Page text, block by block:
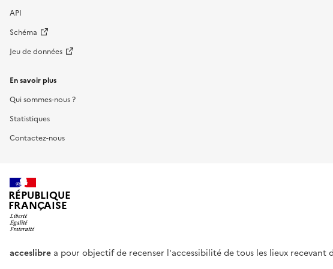
API
Schéma
Jeu de données
En savoir plus
Qui sommes-nous ?
Statistiques
Contactez-nous
RÉPUBLIQUE
FRANÇAISE
acceslibre a pour objectif de recenser l'accessibilité de tous les lieux